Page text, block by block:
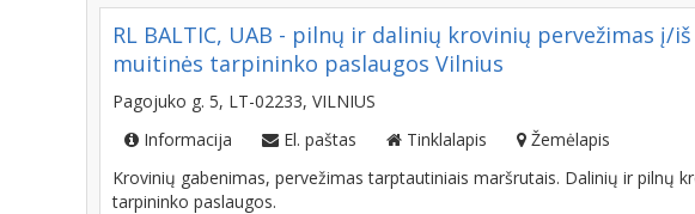
RL BALTIC, UAB - pilnų ir dalinių krovinių pervežimas
muitinės tarpininko paslaugos Vilnius
Pagojuko g. 5, LT-02233, VILNIUS
Informacija
El. paštas Tinklalapis
Žemėlapis
Krovinių gabenimas, pervežimas tarptautiniais maršrutais. Dalinių ir pilnų
tarpininko paslaugos.